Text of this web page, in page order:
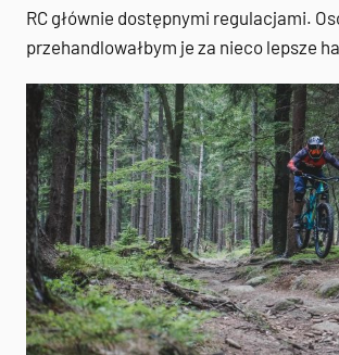
RC głównie dostępnymi regulacjami.
przehandlowałbym je za nieco lepsze